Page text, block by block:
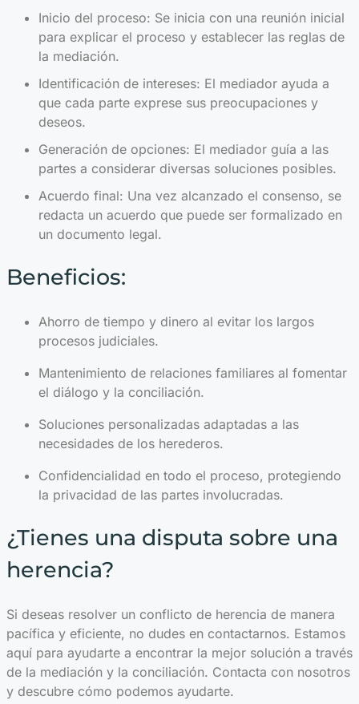
Inicio del proceso: Se inicia con una reunión inicial
para explicar el proceso y establecer las reglas de
la mediación.
Identificación de intereses: El mediador ayuda a
que cada parte exprese sus preocupaciones y
deseos.
Generación de opciones: El mediador guía a las
partes a considerar diversas soluciones posibles.
Acuerdo final: Una vez alcanzado el consenso, se
redacta un acuerdo que puede ser formalizado en
un documento legal.
Beneficios:
Ahorro de tiempo y dinero al evitar los largos
procesos judiciales.
Mantenimiento de relaciones familiares al fomentar
el diálogo y la conciliación.
Soluciones personalizadas adaptadas a las
necesidades de los herederos.
Confidencialidad en todo el proceso, protegiendo
la privacidad de las partes involucradas.
¿Tienes una disputa sobre una
herencia?
Si deseas resolver un conflicto de herencia de manera
pacífica y eficiente, no dudes en contactarnos. Estamos
aquí para ayudarte a encontrar la mejor solución a través
de la mediación y la conciliación. Contacta con nosotros
y descubre cómo podemos ayudarte.